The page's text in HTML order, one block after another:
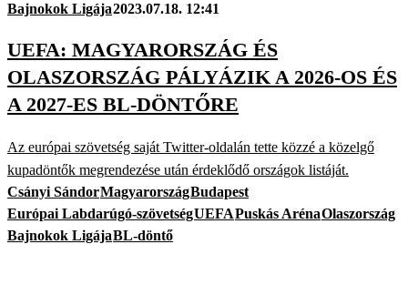
Bajnokok Ligája2023.07.18. 12:41
UEFA: MAGYARORSZÁG ÉS
OLASZORSZÁG PÁLYÁZIK A 2026-OS ÉS
A 2027-ES BL-DÖNTŐRE
Az európai szövetség saját Twitter-oldalán tette közzé a közelgő
kupadöntők megrendezése után érdeklődő országok listáját.
Csányi SándorMagyarországBudapest
Európai Labdarúgó-szövetségUEFAPuskás ArénaOlaszország
Bajnokok LigájaBL-döntő